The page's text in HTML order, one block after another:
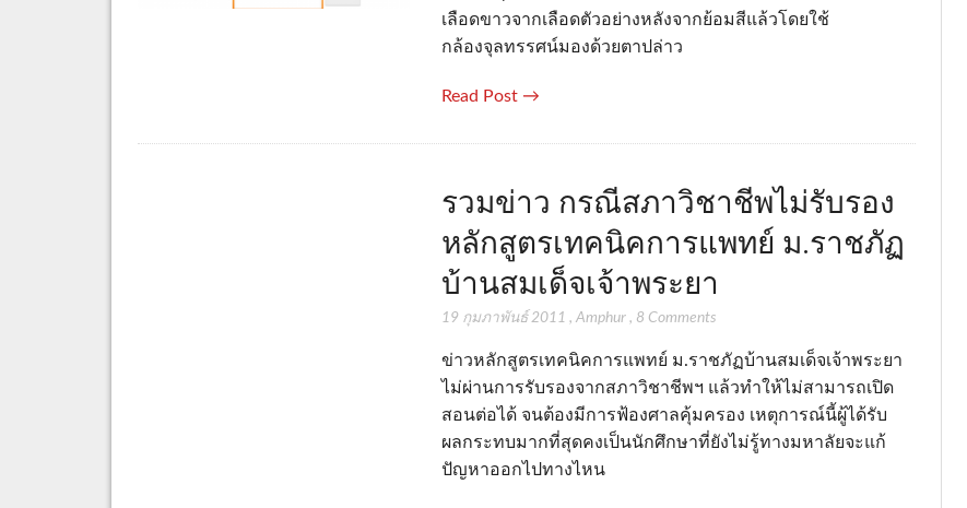
เลือดขาวจากเลือดตัวอย่างหลังจากย้อมสีแล้วโดยใช้
กล้องจุลทรรศน์มองด้วยตาปล่าว
Read Post →
รวมข่าว กรณีสภาวิชาชีพไม่รับรอง
หลักสูตรเทคนิคการแพทย์ ม.ราชภัฏ
บ้านสมเด็จเจ้าพระยา
19 กุมภาพันธ์ 2011 , Amphur, 8 Comments
ข่าวหลักสูตรเทคนิคการแพทย์ ม.ราชภัฏบ้านสมเด็จเจ้าพระยา
ไม่ผ่านการรับรองจากสภาวิชาชีพฯ แล้วทำให้ไม่สามารถเปิด
สอนต่อได้ จนต้องมีการฟ้องศาลคุ้มครอง เหตุการณ์นี้ผู้ได้รับ
ผลกระทบมากที่สุดคงเป็นนักศึกษาที่ยังไม่รู้ทางมหาลัยจะแก้
ปัญหาออกไปทางไหน